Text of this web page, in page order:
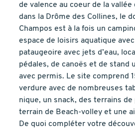
de valence au coeur de la vallée
dans la Drôme des Collines, le
Champos est à la fois un
espace de loisirs aquatique
pataugeoire avec jets d’eau,
pédales, de canoës et de stand
avec permis. Le site comprend
verdure avec de nombreuses
nique, un snack, des terrains de
terrain de Beach-volley et une
De quoi compléter votre